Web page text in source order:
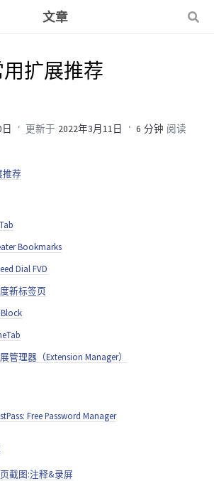
文章
扩展推荐
更新于 2022年3月11日 6 分钟 阅读
推荐
Bookmarks
Dial FVD
新标签页
管理器（Extension Manager）
Free Password Manager
截图:注释&录屏